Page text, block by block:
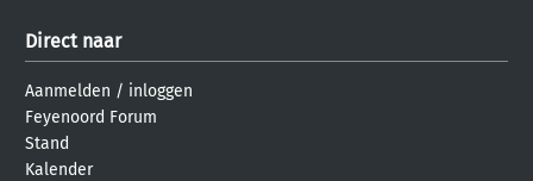
Direct naar
Aanmelden / inloggen
Feyenoord Forum
Stand
Kalender